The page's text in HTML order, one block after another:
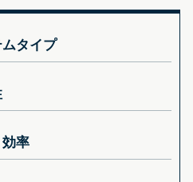
タイプ
率